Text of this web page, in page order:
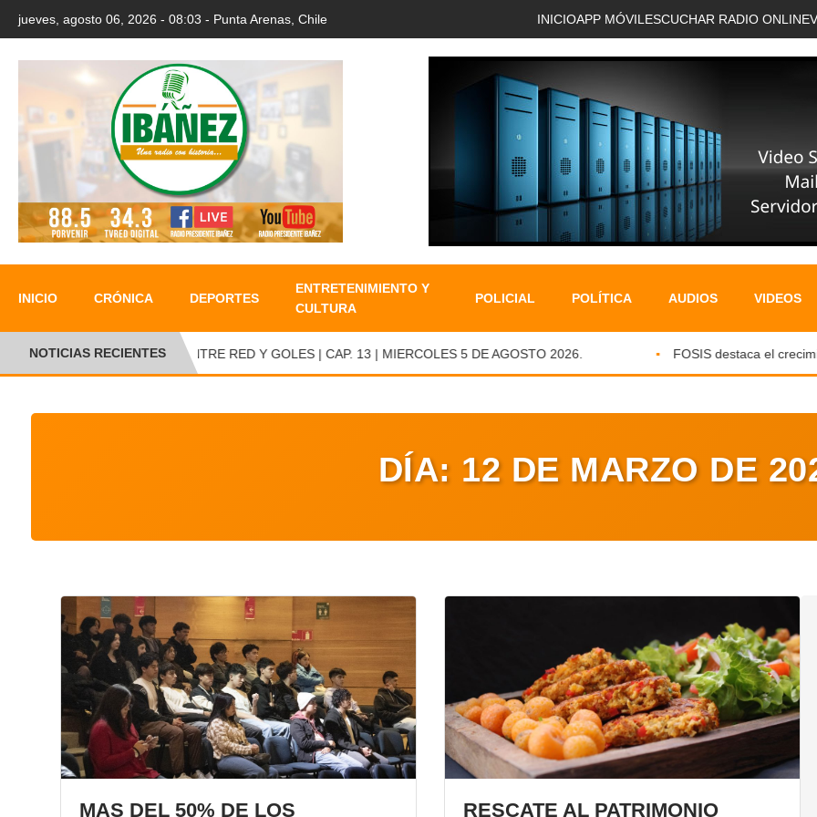
jueves, agosto 06, 2026 - 08:03 - Punta Arenas, Chile INICIOAPP MÓVIL ESCUCHAR RADIO ONLINE
INICIO CRÓNICA DEPORTES
ENTRETENIMIENTO Y
CULTURA
POLICIAL POLÍTICA AUDIOS VIDEOS
NOTICIAS RECIENTESENTRE RED Y GOLES | CAP. 13 | MIERCOLES 5 DE AGOSTO 2026. FOSIS destaca el
DÍA: 12 DE MARZO DE
MAS DEL 50% DE LOS RESCATE AL PATRIMONIO